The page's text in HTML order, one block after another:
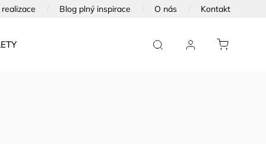
Blog plný inspirace O nás Kontakt
FOTOTAPETY NA DVEŘE FOTOOBRAZY